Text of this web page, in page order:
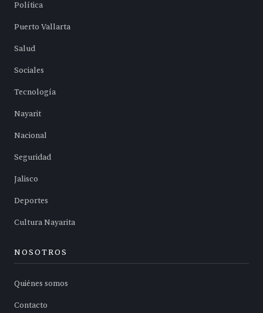
Política
Puerto Vallarta
Salud
Sociales
Tecnología
Nayarit
Nacional
Seguridad
Jalisco
Deportes
Cultura Nayarita
NOSOTROS
Quiénes somos
Contacto